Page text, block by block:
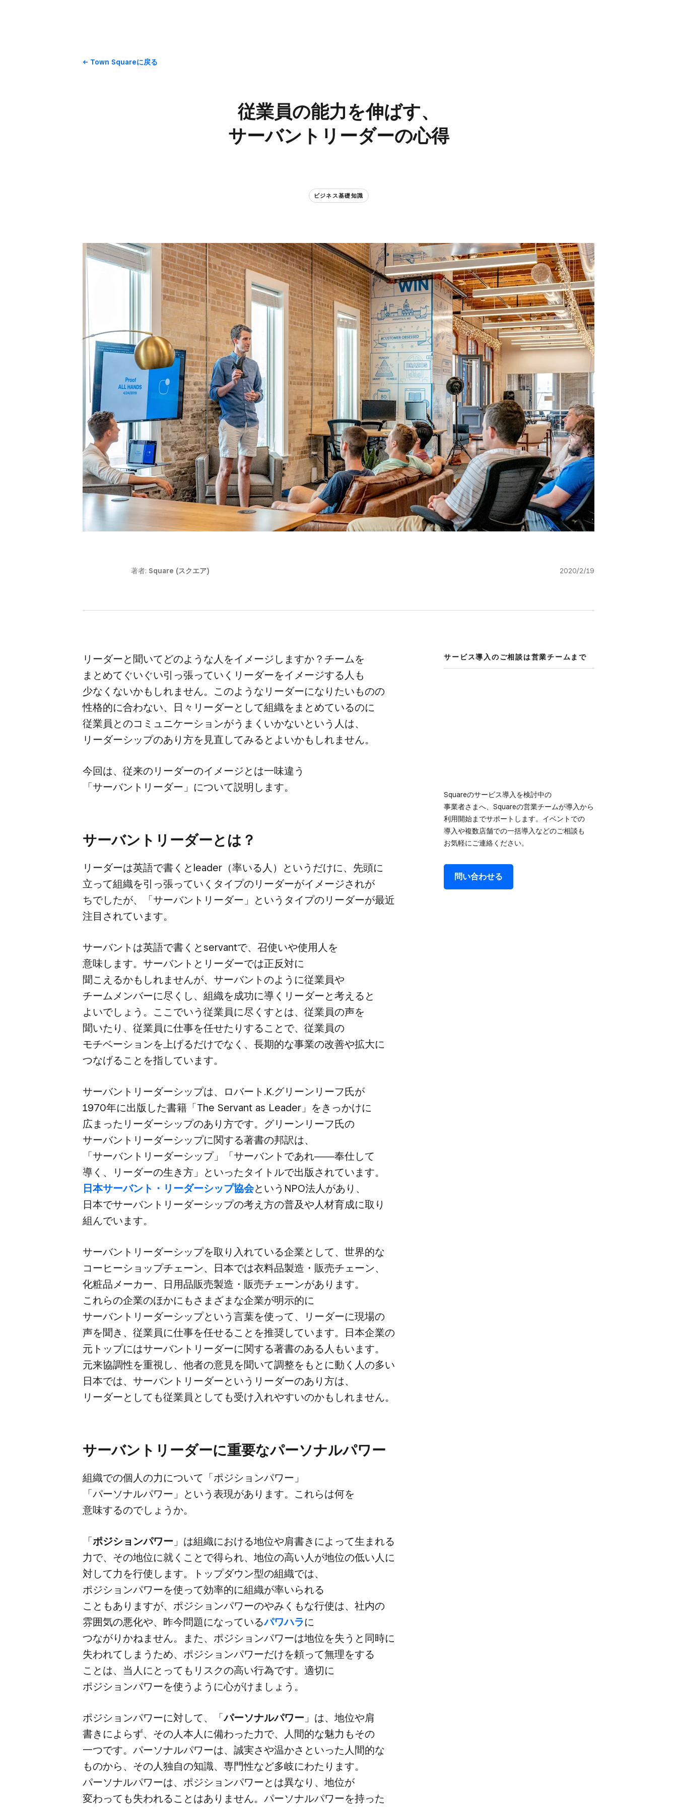
Town Squareに​戻る
従業員の​能力を​伸ばす、​
サーバントリーダーの​心得
ビジネス基礎知識
著者: Square (スクエア) 2020/2/19
リーダーと​聞いてどのような​人を​イメージしますか？​チームを​
まとめて​ぐいぐい​引っ張っていく​リーダーを​イメージする​人も​
少なくないかもしれません。​このような​リーダーに​なりたい​ものの​
性格的に​合わない、​日々リーダーと​して​組織を​まとめているのに​
従業員との​コミュニケーションが​うまく​いかないと​いう​人は、​
リーダーシップの​あり方を​見直してみると​よいかもしれません。
今回は、​従来の​リーダーの​イメージとは​一味違う​
「サーバントリーダー」に​ついて​説明します。
サーバントリーダーとは？
リーダーは​英語で​書くと​leader​（率いる​人）と​いうだけに、​先頭に​
立って​組織を​引っ張っていく​タイプの​リーダーが​イメージされが​
ちでしたが、​「サーバントリーダー」と​いう​タイプの​リーダーが​最近​
注目されています。
サーバントは​英語で​書くと​servantで、​召使いや​使用人を​
意味します。​サーバントと​リーダーでは​正反対に​
聞こえるかもしれませんが、​サーバントのように​従業員や​
チームメンバーに​尽くし、​組織を​成功に​導く​リーダーと​考えると​
よいでしょう。​ここで​いう​従業員に​尽くすとは、​従業員の​声を​
聞いたり、​従業員に​仕事を​任せたりする​ことで、​従業員の​
モチベーションを​上げるだけでなく、​長期的な​事業の​改善や​拡大に​
つなげる​ことを​指しています。
サーバントリーダーシップは、​ロバート.K.グリーンリーフ氏が​
1970年に​出版した​書籍​「The Servant as Leader」を​きっかけに​
広まった​リーダーシップの​あり方です。​グリーンリーフ氏の​
サーバントリーダーシップに​関する​著書の​邦訳は、​
「サーバントリーダーシップ」​「サーバントであれ――奉仕して​
導く、​リーダーの​生き方」と​いった​タイトルで​出版されています。
日本サーバント・リーダーシップ協会と​いう​NPO法人が​あり、​
日本で​サーバントリーダーシップの​考え方の​普及や​人材育成に​取り​
組んでいます。
サーバントリーダーシップを​取り入れている​企業と​して、​世界的な​
コーヒーショップチェーン、​日本では​衣料品製造・販売チェーン、​
化粧品メーカー、​日用品販売製造・販売チェーンが​あります。​
これらの​企業の​ほかにもさまざまな​企業が​明示的に​
サーバントリーダーシップと​いう​言葉を​使って、​リーダーに​現場の​
声を​聞き、​従業員に​仕事を​任せる​ことを​推奨しています。​日本企業の​
元トップには​サーバントリーダーに​関する​著書の​ある​人もいます。​
元来​協調性を​重視し、​他者の​意見を​聞いて​調整を​もとに​動く​人の​多い​
日本では、​サーバントリーダーと​いう​リーダーの​あり方は、​
リーダーと​しても​従業員と​しても​受け​入れやすいのかもしれません。
サーバントリーダーに​重要な​パーソナルパワー
組織での​個人の​力に​ついて​「ポジションパワー」​
「パーソナルパワー」と​いう​表現が​あります。​これらは​何を​
意味するのでしょうか。
「ポジションパワー 」は​組織に​おける​地位や​肩​書きに​よって​生まれる​
力で、​その​地位に​就く​ことで​得られ、​地位の​高い​人が​地位の​低い​人に​
対して​力を​行使します。​トップダウン型の​組織では、​
ポジションパワーを​使って​効率的に​組織が​率いられる​
こともありますが、​ポジションパワーの​やみくもな行使は、​社内の​
雰囲気の​悪化や、​昨今問題に​なっている​パワハラに​
つながりかねません。​また、​ポジションパワーは​地位を​失うと​同時に​
失われてしまう​ため、​ポジションパワーだけを​頼って​無理を​する​
ことは、​当人に​とっても​リスクの​高い​行為です。​適切に​
ポジションパワーを​使うように​心がけましょう。
ポジションパワーに​対して、​「パーソナルパワー 」は、​地位や​肩​
書きに​よらず、​その​人本人に​備わった​力で、​人間的な​魅力も​その​
一つです。​パーソナルパワーは、​誠実さや​温かさと​いった​人間的な​
ものから、​その​人独自の​知識、​専門性など​多岐に​わたります。​
パーソナルパワーは、​ポジションパワーとは​異なり、​地位が​
変わっても​失われる​ことは​ありません。​パーソナルパワーを​持った​
サービス導入の​ご相談は​営業チームまで
Squareの​サービス導入を​検討中の​
事業者さまへ、​Squareの​営業チームが​導入から​
利用開始まで​サポートします。​イベントでの​
導入や​複数店舗での​一括導入などの​ご相談も​
お気軽に​ご連絡ください。
問い​合わせる